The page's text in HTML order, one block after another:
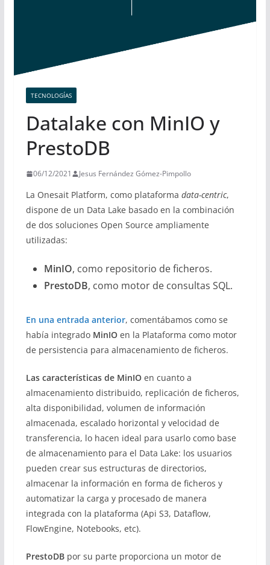
TECNOLOGÍAS
Datalake con MinIO y
PrestoDB
06/12/2021 Jesus Fernández Gómez-Pimpollo
La Onesait Platform, como plataforma data-centric,
dispone de un Data Lake basado en la combinación
de dos soluciones Open Source ampliamente
utilizadas:
MinIO, como repositorio de ficheros.
PrestoDB, como motor de consultas SQL.
En una entrada anterior, comentábamos como se
había integrado MinIO en la Plataforma como motor
de persistencia para almacenamiento de ficheros.
Las características de MinIOen cuanto a
almacenamiento distribuido, replicación de ficheros,
alta disponibilidad, volumen de información
almacenada, escalado horizontal y velocidad de
transferencia, lo hacen ideal para usarlo como base
de almacenamiento para el Data Lake: los usuarios
pueden crear sus estructuras de directorios,
almacenar la información en forma de ficheros y
automatizar la carga y procesado de manera
integrada con la plataforma (Api S3, Dataflow,
FlowEngine, Notebooks, etc).
PrestoDB por su parte proporciona un motor de